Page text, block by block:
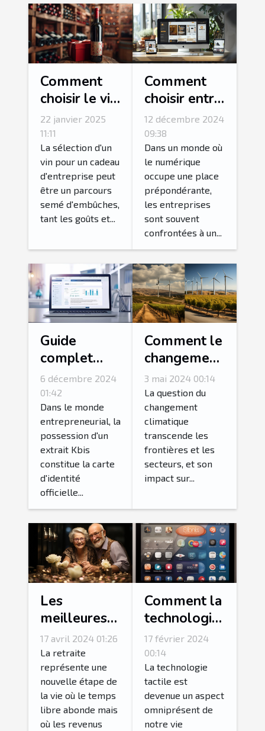
Comment
choisir le vin
parfait pour
vos cadeaux
d'entreprise
22 janvier 2025
11:11
La sélection d'un
vin pour un cadeau
d'entreprise peut
être un parcours
semé d'embûches,
tant les goûts et...
Comment
choisir entre
une boutique
en ligne et
un site
vitrine pour
votre
entreprise
12 décembre 2024
09:38
Dans un monde où
le numérique
occupe une place
prépondérante,
les entreprises
sont souvent
confrontées à un...
Guide
complet
pour obtenir
un extrait
Kbis en ligne
facilement
6 décembre 2024
01:42
Dans le monde
entrepreneurial, la
possession d'un
extrait Kbis
constitue la carte
d'identité
officielle...
Comment le
changement
climatique
affecte
l'économie
française
3 mai 2024 00:14
La question du
changement
climatique
transcende les
frontières et les
secteurs, et son
impact sur...
Les
meilleures
stratégies
pour
maintenir
votre niveau
de vie à la
retraite
17 avril 2024 01:26
La retraite
représente une
nouvelle étape de
la vie où le temps
libre abonde mais
où les revenus
Comment la
technologie
tactile
influence-t-
elle le
design des
produits
17 février 2024
00:14
La technologie
tactile est
devenue un aspect
omniprésent de
notre vie